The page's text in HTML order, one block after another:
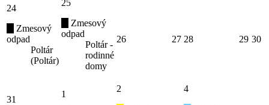
24
Zmesový
odpad
Poltár
(Poltár)
25
Zmesový
odpad
Poltár -
rodinné
domy
26 27 28 29 30
31
1
2
4